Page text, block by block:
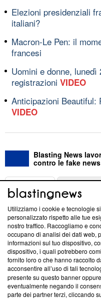
Elezioni presidenziali
italiani?
Macron-Le Pen: il
francesi
Uomini e donne,
registrazioni VIDEO
Anticipazioni Beautiful:
VIDEO
Blasting News
contro le fake news
ABOUT
Questa sezione offre
News, sui nostri processi
creare news di qualità.
‘Trust Project - News with
ancora membro del
parte; Trust Project non
conformità agli standard.
Su di noi
Utilizziamo i cookie e tecnologie
personalizzato rispetto alle tue
nostro traffico. Raccogliamo e
occupano di analisi dei dati web,
informazioni sul tuo dispositivo,
dispositivo, i quali potrebbero
fornito loro o che hanno raccolto
acconsentire all’uso di tali
presente su questo banner
eventualmente negando il
parte dei partner terzi, cliccando